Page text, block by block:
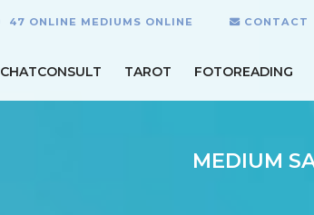
47 ONLINE MEDIUMS ONLINE CONTACT
CHATCONSULT TAROT FOTOREADING
MEDIUM